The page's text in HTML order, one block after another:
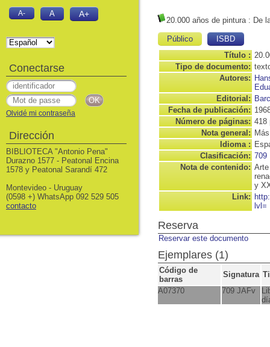
20.000 años de pintura: De
Público
ISBD
Título :
Tipo de documento:
Autores:
Editorial:
Fecha de publicación:
Número de páginas: 418
Nota general:
Idioma :
Clasificación: 709
Nota de contenido:
y
Link:
lvl=
Reserva
Reservar este documento
Ejemplares (1)
Código de
barras
Signatura
A07370
709 JAFv
A- A A+
Conectarse
Olvidé mi contraseña
Dirección
BIBLIOTECA "Antonio Pena"
Durazno 1577 - Peatonal Encina
1578 y Peatonal Sarandí 472
Montevideo - Uruguay
(0598 +) WhatsApp 092 529 505
contacto